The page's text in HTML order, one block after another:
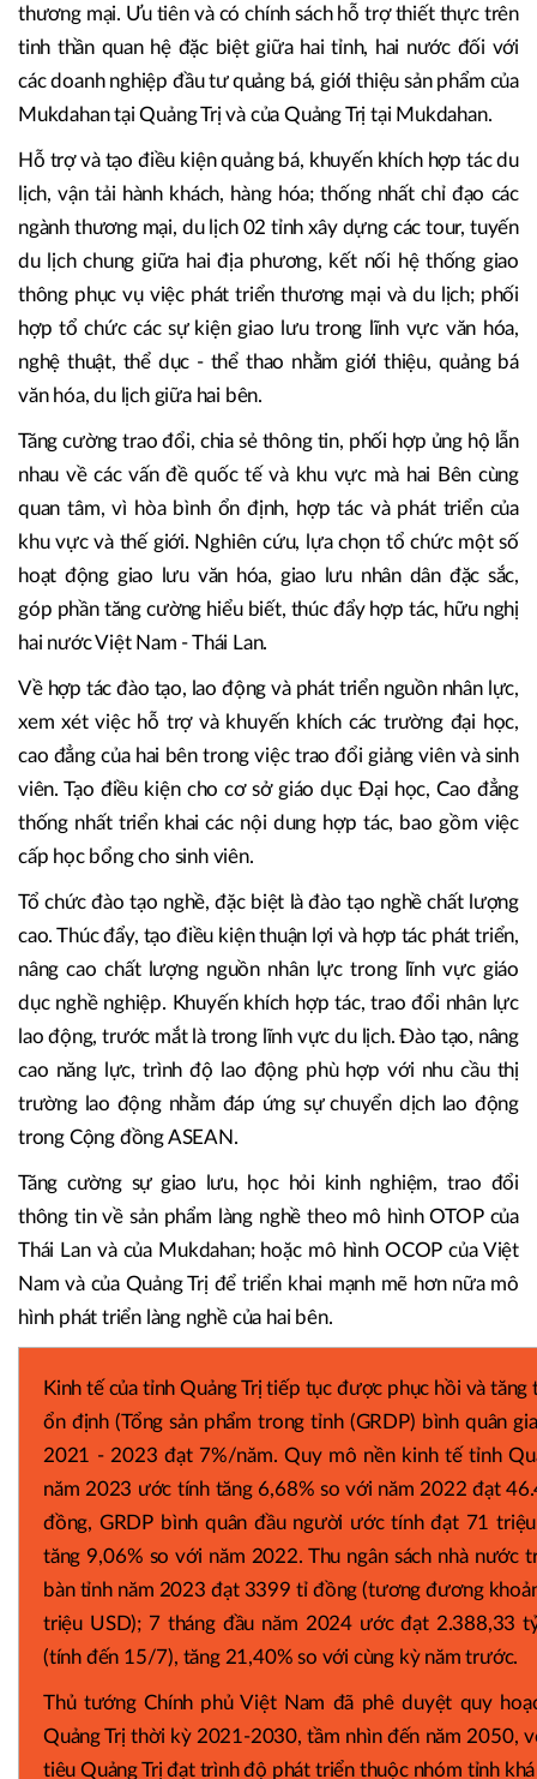
thương mại. Ưu tiên và có chính sách hỗ trợ thiết thực trên
tinh thần quan hệ đặc biệt giữa hai tỉnh, hai nước đối với
các doanh nghiệp đầu tư quảng bá, giới thiệu sản phẩm của
Mukdahan tại Quảng Trị và của Quảng Trị tại Mukdahan.
Hỗ trợ và tạo điều kiện quảng bá, khuyến khích hợp tác du
lịch, vận tải hành khách, hàng hóa; thống nhất chỉ đạo các
ngành thương mại, du lịch 02 tỉnh xây dựng các tour, tuyến
du lịch chung giữa hai địa phương, kết nối hệ thống giao
thông phục vụ việc phát triển thương mại và du lịch; phối
hợp tổ chức các sự kiện giao lưu trong lĩnh vực văn hóa,
nghệ thuật, thể dục - thể thao nhằm giới thiệu, quảng bá
văn hóa, du lịch giữa hai bên.
Tăng cường trao đổi, chia sẻ thông tin, phối hợp ủng hộ lẫn
nhau về các vấn đề quốc tế và khu vực mà hai Bên cùng
quan tâm, vì hòa bình ổn định, hợp tác và phát triển của
khu vực và thế giới. Nghiên cứu, lựa chọn tổ chức một số
hoạt động giao lưu văn hóa, giao lưu nhân dân đặc sắc,
góp phần tăng cường hiểu biết, thúc đẩy hợp tác, hữu nghị
hai nước Việt Nam - Thái Lan.
Về hợp tác đào tạo, lao động và phát triển nguồn nhân lực,
xem xét việc hỗ trợ và khuyến khích các trường đại học,
cao đẳng của hai bên trong việc trao đổi giảng viên và sinh
viên. Tạo điều kiện cho cơ sở giáo dục Đại học, Cao đẳng
thống nhất triển khai các nội dung hợp tác, bao gồm việc
cấp học bổng cho sinh viên.
Tổ chức đào tạo nghề, đặc biệt là đào tạo nghề chất lượng
cao. Thúc đẩy, tạo điều kiện thuận lợi và hợp tác phát triển,
nâng cao chất lượng nguồn nhân lực trong lĩnh vực giáo
dục nghề nghiệp. Khuyến khích hợp tác, trao đổi nhân lực
lao động, trước mắt là trong lĩnh vực du lịch. Đào tạo, nâng
cao năng lực, trình độ lao động phù hợp với nhu cầu thị
trường lao động nhằm đáp ứng sự chuyển dịch lao động
trong Cộng đồng ASEAN.
Tăng cường sự giao lưu, học hỏi kinh nghiệm, trao đổi
thông tin về sản phẩm làng nghề theo mô hình OTOP của
Thái Lan và của Mukdahan; hoặc mô hình OCOP của Việt
Nam và của Quảng Trị để triển khai mạnh mẽ hơn nữa mô
hình phát triển làng nghề của hai bên.
Kinh tế của tỉnh Quảng Trị tiếp tục được phục hồi và tăng
ổn định (Tổng sản phẩm trong tỉnh (GRDP) bình quân
2021 - 2023 đạt 7%/năm. Quy mô nền kinh tế tỉnh
năm 2023 ước tính tăng 6,68% so với năm 2022 đạt
đồng, GRDP bình quân đầu người ước tính đạt 71
tăng 9,06% so với năm 2022. Thu ngân sách nhà nước
bàn tỉnh năm 2023 đạt 3399 tỉ đồng (tương đương
triệu USD); 7 tháng đầu năm 2024 ước đạt 2.388,33
(tính đến 15/7), tăng 21,40% so với cùng kỳ năm trước.
Thủ tướng Chính phủ Việt Nam đã phê duyệt quy
Quảng Trị thời kỳ 2021-2030, tầm nhìn đến năm 2050,
tiêu Quảng Trị đạt trình độ phát triển thuộc nhóm tỉnh khá